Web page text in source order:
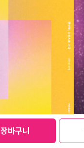
장바구니